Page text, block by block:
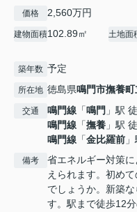
価格 2,560万円
建物面積102.89㎡ 土地面
築年数 予定
所在地 徳島県鳴門市撫養町
交通 鳴門線 「鳴門 」駅
鳴門線 「撫養 」駅
鳴門線 「金比羅前
備考
省エネルギー対策
えられます。初め
でしょうか。新築
す。駅まで徒歩12